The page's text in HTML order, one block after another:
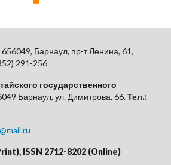
656049, Барнаул, пр-т Ленина, 61,
291-256
государственного
Барнаул, ул. Димитрова, 66.Тел.:
ISSN 2712-8202 (Online)